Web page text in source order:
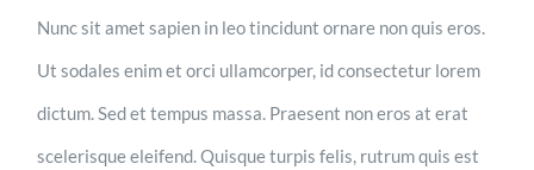
Nunc sit amet sapien in leo tincidunt ornare non quis eros.
Ut sodales enim et orci ullamcorper, id consectetur lorem
dictum. Sed et tempus massa. Praesent non eros at erat
scelerisque eleifend. Quisque turpis felis, rutrum quis est